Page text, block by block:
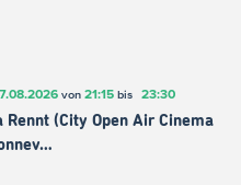
von 21:15bis 23:30
Rennt (City Open Air Cinema